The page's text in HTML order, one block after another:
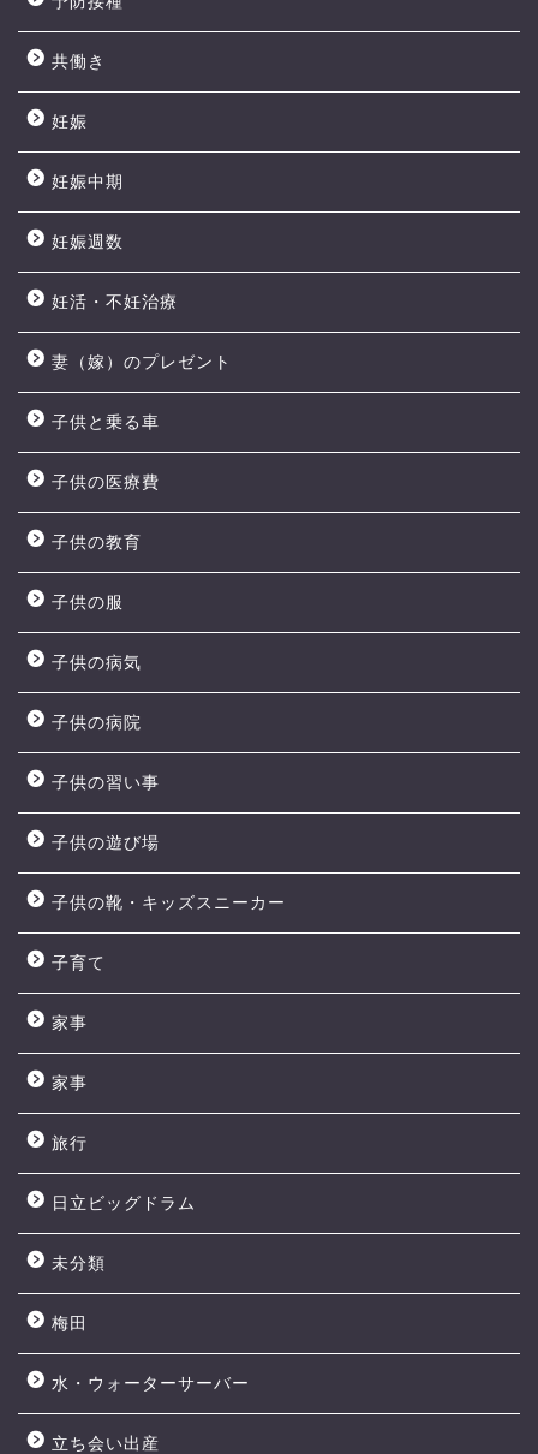
共働き
妊娠
妊娠中期
妊娠週数
妊活・不妊治療
妻（嫁）のプレゼント
子供と乗る車
子供の医療費
子供の教育
子供の服
子供の病気
子供の病院
子供の習い事
子供の遊び場
子供の靴・キッズスニーカー
子育て
家事
家事
旅行
日立ビッグドラム
未分類
梅田
水・ウォーターサーバー
立ち会い出産